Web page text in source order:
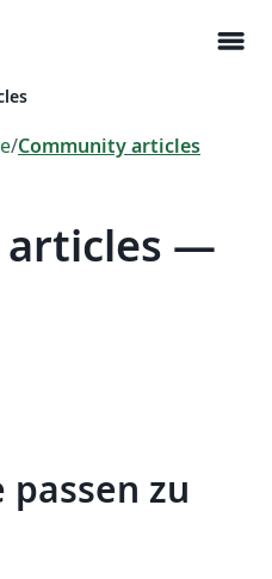
menu
/Community articles
articles —
passen zu